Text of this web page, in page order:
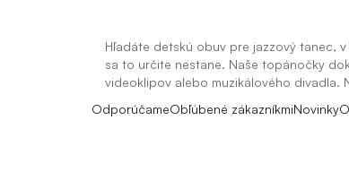
Hľadáte detskú obuv pre jazzový tanec,
sa to určite nestane. Naše topánočky
videoklipov alebo muzikálového divadla.
OdporúčameObľúbené zákazníkmiNovinky